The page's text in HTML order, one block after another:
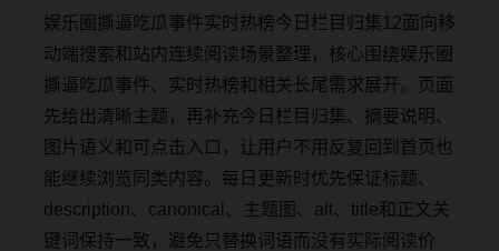
娱乐圈撕逼吃瓜事件实时热榜今日栏目归集12面向移
动端搜索和站内连续阅读场景整理，核心围绕娱乐圈
撕逼吃瓜事件、实时热榜和相关长尾需求展开。页面
先给出清晰主题，再补充今日栏目归集、摘要说明、
图片语义和可点击入口，让用户不用反复回到首页也
能继续浏览同类内容。每日更新时优先保证标题、
description、canonical、主题图、alt、title和正文关
键词保持一致，避免只替换词语而没有实际阅读价